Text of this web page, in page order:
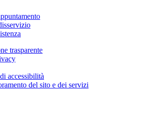
trasparente
accessibilità
del sito e dei servizi